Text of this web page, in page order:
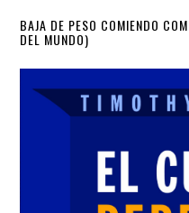
Primary
Sidebar
BAJA DE PESO COMIENDO
DEL MUNDO)